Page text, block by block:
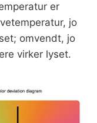
er
jo
omvendt, jo
virker lyset.